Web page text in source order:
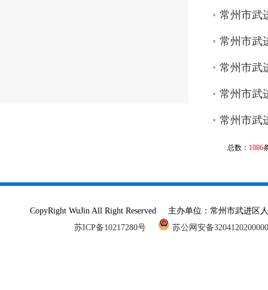
常州市武
常州市武
常州市武
常州市武
常州市武
总数： 1086
CopyRight WuJin All Right Reserved 主办单位：常州市武进
苏ICP备10217280号
苏公网安备